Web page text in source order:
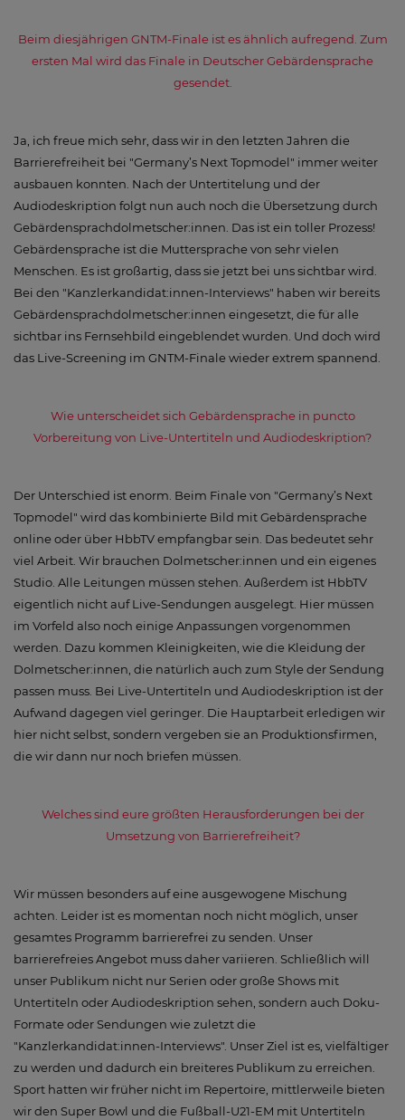
Beim diesjährigen GNTM-Finale ist es ähnlich aufregend. Zum
ersten Mal wird das Finale in Deutscher Gebärdensprache
gesendet.
Ja, ich freue mich sehr, dass wir in den letzten Jahren die
Barrierefreiheit bei "Germany’s Next Topmodel" immer weiter
ausbauen konnten. Nach der Untertitelung und der
Audiodeskription folgt nun auch noch die Übersetzung durch
Gebärdensprachdolmetscher:innen. Das ist ein toller Prozess!
Gebärdensprache ist die Muttersprache von sehr vielen
Menschen. Es ist großartig, dass sie jetzt bei uns sichtbar wird.
Bei den "Kanzlerkandidat:innen-Interviews" haben wir bereits
Gebärdensprachdolmetscher:innen eingesetzt, die für alle
sichtbar ins Fernsehbild eingeblendet wurden. Und doch wird
das Live-Screening im GNTM-Finale wieder extrem spannend.
Wie unterscheidet sich Gebärdensprache in puncto
Vorbereitung von Live-Untertiteln und Audiodeskription?
Der Unterschied ist enorm. Beim Finale von "Germany’s Next
Topmodel" wird das kombinierte Bild mit Gebärdensprache
online oder über HbbTV empfangbar sein. Das bedeutet sehr
viel Arbeit. Wir brauchen Dolmetscher:innen und ein eigenes
Studio. Alle Leitungen müssen stehen. Außerdem ist HbbTV
eigentlich nicht auf Live-Sendungen ausgelegt. Hier müssen
im Vorfeld also noch einige Anpassungen vorgenommen
werden. Dazu kommen Kleinigkeiten, wie die Kleidung der
Dolmetscher:innen, die natürlich auch zum Style der Sendung
passen muss. Bei Live-Untertiteln und Audiodeskription ist der
Aufwand dagegen viel geringer. Die Hauptarbeit erledigen wir
hier nicht selbst, sondern vergeben sie an Produktionsfirmen,
die wir dann nur noch briefen müssen.
Welches sind eure größten Herausforderungen bei der
Umsetzung von Barrierefreiheit?
Wir müssen besonders auf eine ausgewogene Mischung
achten. Leider ist es momentan noch nicht möglich, unser
gesamtes Programm barrierefrei zu senden. Unser
barrierefreies Angebot muss daher variieren. Schließlich will
unser Publikum nicht nur Serien oder große Shows mit
Untertiteln oder Audiodeskription sehen, sondern auch Doku-
Formate oder Sendungen wie zuletzt die
"Kanzlerkandidat:innen-Interviews". Unser Ziel ist es, vielfältiger
zu werden und dadurch ein breiteres Publikum zu erreichen.
Sport hatten wir früher nicht im Repertoire, mittlerweile bieten
wir den Super Bowl und die Fußball-U21-EM mit Untertiteln